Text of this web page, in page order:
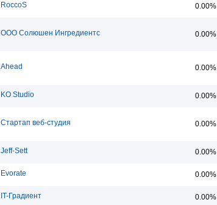
RoccoS 0.00%
ООО Солюшен Ингредиентс 0.00%
Ahead 0.00%
KO Studio 0.00%
Стартап веб-студия 0.00%
Jeff-Sett 0.00%
Evorate 0.00%
IT-Градиент 0.00%